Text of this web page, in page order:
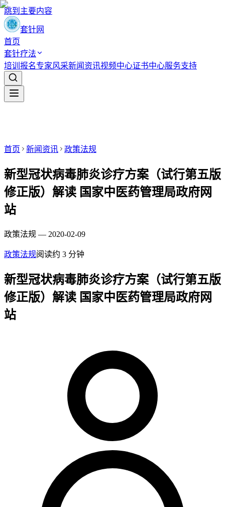
跳到主要内容
套针网
首页
套针疗法
培训报名专家风采新闻资讯视频中心证书中心服务支持
首页 新闻资讯 政策法规
新型冠状病毒肺炎诊疗方案（试行第五版
修正版）解读 国家中医药管理局政府网
站
政策法规 — 2020-02-09
政策法规阅读约 3 分钟
新型冠状病毒肺炎诊疗方案（试行第五版
修正版）解读 国家中医药管理局政府网
站